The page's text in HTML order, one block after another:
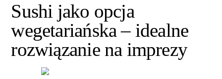
Sushi jako opcja
wegetariańska – idealne
rozwiązanie na imprezy